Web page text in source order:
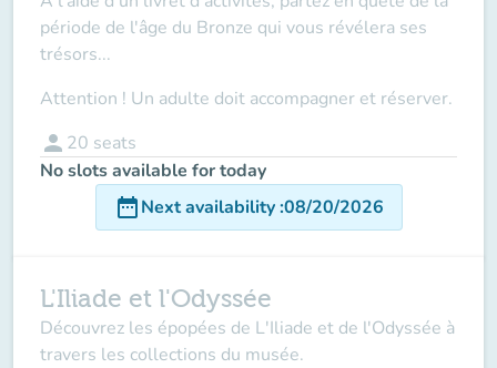
période de l'âge du Bronze qui vous révélera ses
trésors...
Attention ! Un adulte doit accompagner et réserver.
person 20 seats
No slots available for today
date_rangeNext availability:08/20/2026
L'Iliade et l'Odyssée
Découvrez les épopées de L'Iliade et de l'Odyssée à
travers les collections du musée.